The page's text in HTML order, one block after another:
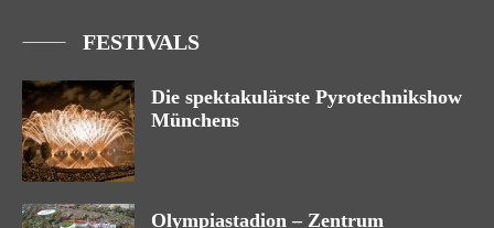
FESTIVALS
Die spektakulärste Pyrotechnikshow
Münchens
Olympiastadion – Zentrum